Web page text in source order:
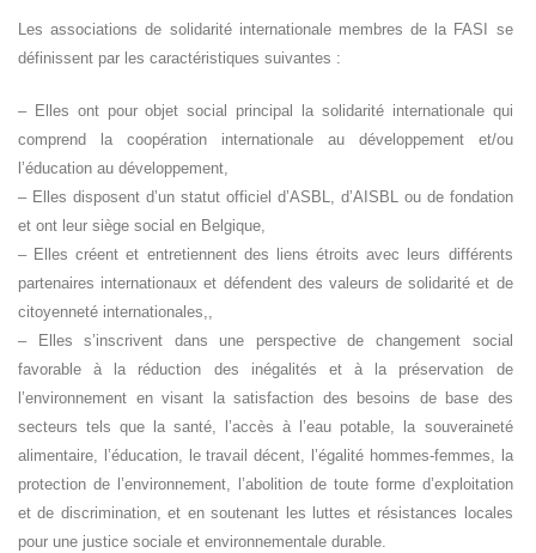
Les associations de solidarité internationale membres de la FASI se
définissent par les caractéristiques suivantes :
– Elles ont pour objet social principal la solidarité internationale qui
comprend la coopération internationale au développement et/ou
l’éducation au développement,
– Elles disposent d’un statut officiel d’ASBL, d’AISBL ou de fondation
et ont leur siège social en Belgique,
– Elles créent et entretiennent des liens étroits avec leurs différents
partenaires internationaux et défendent des valeurs de solidarité et de
citoyenneté internationales,,
– Elles s’inscrivent dans une perspective de changement social
favorable à la réduction des inégalités et à la préservation de
l’environnement en visant la satisfaction des besoins de base des
secteurs tels que la santé, l’accès à l’eau potable, la souveraineté
alimentaire, l’éducation, le travail décent, l’égalité hommes-femmes, la
protection de l’environnement, l’abolition de toute forme d’exploitation
et de discrimination, et en soutenant les luttes et résistances locales
pour une justice sociale et environnementale durable.